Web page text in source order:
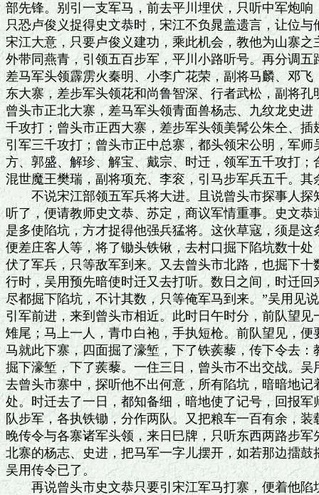
部先锋。别引一支军马，前去平川埋伏，只听中军炮响
只恐卢俊义捉得史文恭时，宋江不负晁盖遗言，让位
宋江大意，只要卢俊义建功，乘此机会，教他为山寨
外带同燕青，引领五百步军，平川小路听号。再分调
差马军头领霹雳火秦明、小李广花荣，副将马麟、邓
东大寨，差步军头领花和尚鲁智深、行者武松，副将
曾头市正北大寨，差马军头领青面兽杨志、九纹龙史
千攻打；曾头市正西大寨，差步军头领美髯公朱仝、
引军三千攻打；曾头市正中总寨，都头领宋公明，军
方、郭盛、解珍、解宝、戴宗、时迁，领军五千攻打
混世魔王樊瑞，副将项充、李衮，引马步军兵五千。其
不说宋江部领五军兵将大进。且说曾头市探事人探
听了，便请教师史文恭、苏定，商议军情重事。史文恭
是多使陷坑，方才捉得他强兵猛将。这伙草寇，须是这
便差庄客人等，将了锄头铁锹，去村口掘下陷坑数十
伏了军兵，只等敌军到来。又去曾头市北路，也掘下
行时，吴用预先暗使时迁又去打听。数日之间，时迁回
尽都掘下陷坑，不计其数，只等俺军马到来。”吴用见
引军前进，来到曾头市相近。此时日午时分，前队望
雉尾；马上一人，青巾白袍，手执短枪。前队望见，
马就此下寨，四面掘了濠堑，下了铁蒺藜，传下令去
掘下濠堑，下了蒺藜。一住三日，曾头市不出交战。
去曾头市寨中，探听他不出何意，所有陷坑，暗暗地
处。时迁去了一日，都知备细，暗地使了记号，回报
队步军，各执铁锄，分作两队。又把粮车一百有余，
晚传令与各寨诸军头领，来日巳牌，只听东西两路步
北寨的杨志、史进，把马军一字儿摆开，如若那边擂
吴用传令已了。
再说曾头市史文恭只要引宋江军马打寨，便着他陷